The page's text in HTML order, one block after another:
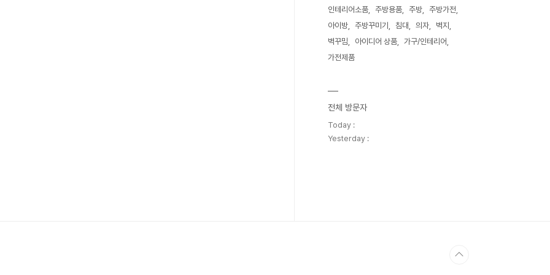
인테리어소품
주방용품 주방
주방가전
아이방
주방꾸미기 침대 의자
벽지
벽꾸밈
아이디어 상품
가구/인테리어
가전제품
전체 방문자
Today :
Yesterday :